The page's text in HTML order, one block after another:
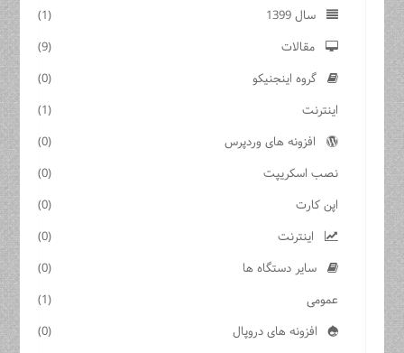
سال 1399
(1)
مقالات
(9)
گروه اینجنیکو
(0)
اینترنت
(1)
افزونه های وردپرس
(0)
نصب اسکریپت
(0)
اپن کارت
(0)
اینترنت
(0)
سایر دستگاه ها
(0)
عمومی
(1)
افزونه های دروپال
(0)